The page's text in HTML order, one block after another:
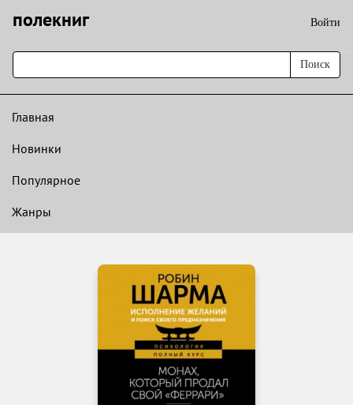
полекниг Войти
Поиск
Главная
Новинки
Популярное
Жанры